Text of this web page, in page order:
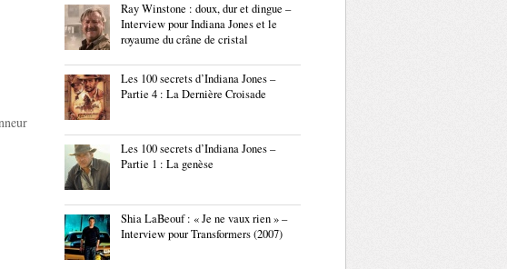
Ray Winstone : doux, dur et dingue –
Interview pour Indiana Jones et le
royaume du crâne de cristal
Les 100 secrets d’Indiana Jones –
Partie 4 : La Dernière Croisade
Les 100 secrets d’Indiana Jones –
Partie 1 : La genèse
Shia LaBeouf : « Je ne vaux rien » –
Interview pour Transformers (2007)